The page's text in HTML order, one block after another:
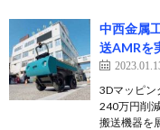
中西金属
送AMRを
3Dマッピン
240万円削
搬送機器を